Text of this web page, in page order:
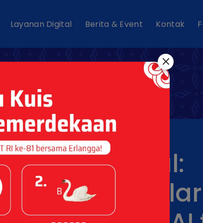
Layanan Digital Berita & Event Kontak
Digital:
Creates Gelar